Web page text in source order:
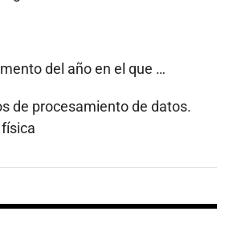
del año en el que …
de procesamiento de datos.